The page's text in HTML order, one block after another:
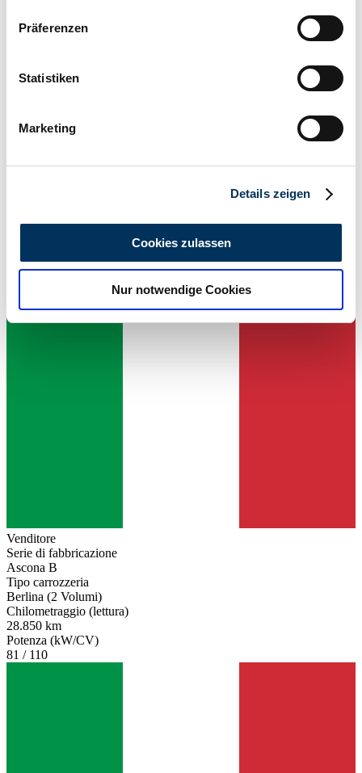
Informationen über Ihre geografische Lage
können
bestimmten Merkmalen (Fingerprinting) identifizieren
Erfahren Sie mehr darüber, wie Ihre persönlichen Daten
analysieren. Außerdem geben wir Informationen zu Ihrer
Verwendung unserer Website an unsere Partner für
soziale Medien, Werbung und Analysen weiter. Unsere
Präferenzen
Statistiken
Marketing
Details zeigen
Cookies zulassen
Nur notwendige Cookies
1981 | Opel Ascona 2,0
32.000 €8 mesi fa
Venditore
Serie di fabbricazione
Ascona B
Tipo carrozzeria
Berlina (2 Volumi)
Chilometraggio (lettura)
28.850 km
Potenza (kW/CV)
81 / 110